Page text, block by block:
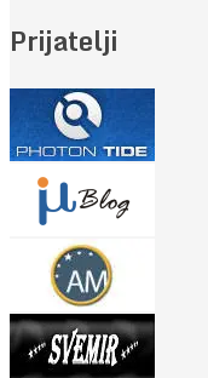
Prijatelji